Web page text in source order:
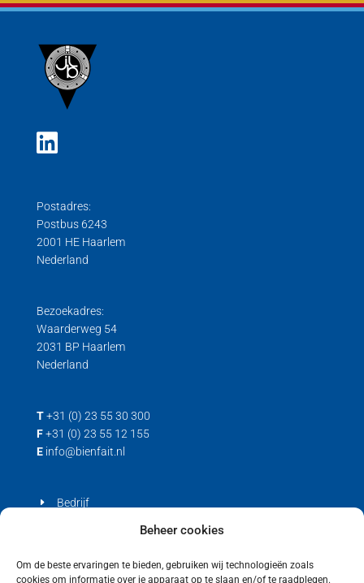
Beheer cookies
Om de beste ervaringen te bieden, gebruiken wij technologieën zoals
cookies om informatie over je apparaat op te slaan en/of te raadplegen.
Postadres:
Postbus 6243
2001 HE Haarlem
Nederland
Bezoekadres:
Waarderweg 54
2031 BP Haarlem
Nederland
T +31 (0) 23 55 30 300
F +31 (0) 23 55 12 155
E info@bienfait.nl
Bedrijf